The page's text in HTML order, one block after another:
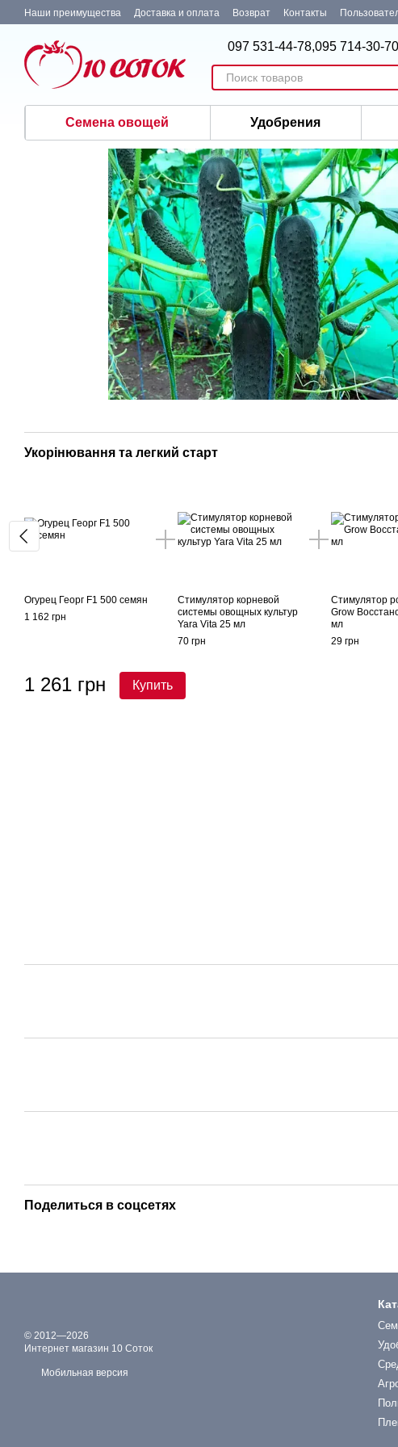
Перейти к основному контенту
Наши преимущества Доставка и оплата Возврат Контакты
097 531-44-78,095 714-30-
Семена овощей Удобрения
Укорінювання та легкий старт
Огурец Георг F1 500 семян
1 162 грн
Стимулятор корневой
системы овощных культур
Yara Vita 25 мл
70 грн
Стимулятор
Grow
мл
29 грн
1 261 грн Купить
Поделиться в соцсетях
© 2012—2026
Интернет магазин 10 Соток
Мобильная версия